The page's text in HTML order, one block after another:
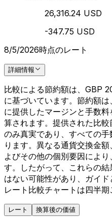
26,316.24 USD
-347.75 USD
8/5/2026時点のレート
詳細情報
比較による節約額は、GBP
に基づいています。節約額
に提供したマージンと手数
算されます。提供された比
のみ真実であり、すべての
ります。異なる通貨交換金
よびその他の個別要因によ
す。したがって、これらの
はない可能性があり、ガイド
レート比較チャートは四半期
レート 換算後の価値